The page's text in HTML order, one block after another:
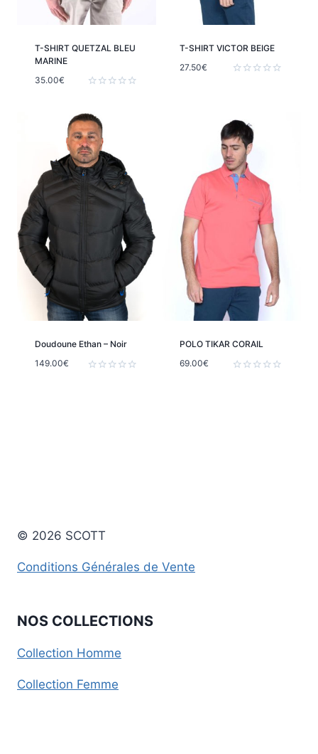
T-SHIRT QUETZAL BLEU
MARINE
sur
5
35.00€
T-SHIRT VICTOR BEIGE
27.50€
Doudoune Ethan – Noir
149.00€
POLO TIKAR CORAIL
69.00€
© 2026 SCOTT
Conditions Générales de Vente
NOS COLLECTIONS
Collection Homme
Collection Femme